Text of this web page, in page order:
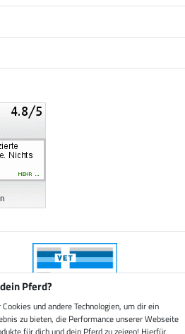
Pferd?
und andere Technologien, um dir ein
zu bieten, die Performance unserer Webseite